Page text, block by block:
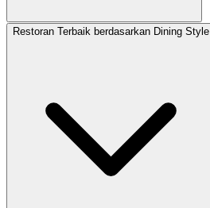
Restoran Terbaik berdasarkan Dining Style